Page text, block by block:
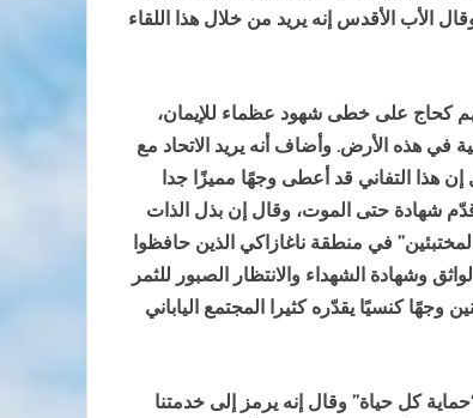
الأب الأقدس إنه يريد من خلال هذا اللقاء
كحاج على خطى شهود عظماء للإيمان،
هذه الأرض. وأضاف أنه يريد الاتحاد مع
هذا التفاني قد أعطى وجهًا مميزًا جدا
قدّم شهادة حتى الموت، وقال إن بذل الذات
في منطقة ناغازاكي الذين حافظوا
وشهادة الشهداء والانتظار الصبور للثمر
كنسيًا يقدّره كثيرا المجتمع الياباني
كل حياة” وقال إنه يرمز إلى خدمتنا